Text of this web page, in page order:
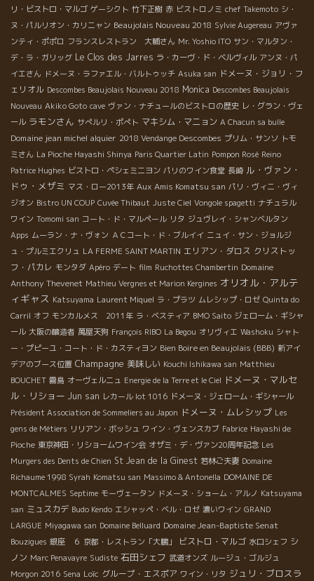
リ・ビストロ・マルゴ ゲーシクト 竹下正樹 赤 ビストロノミ chef Takemoto シ・
ヌ・パルリオン・カリニャン Beaujolais Nouveau 2018 Sylvie Augereau アヴァ
ンティ・ポポロ フランスレストラン 大輔さん Mr. Yoshio ITO サン・マルタン・
デ・ラ・ガリッグ Le Clos des Jarres ラ・カーヴ・ド・ベルヴィル アンヌ・パ
イエさん ドメーヌ・ラファエル・バルトゥッチ Asuka san ドメーヌ・ジョリ・フ
ェリオル Descombes Beaujolais Nouveau 2018 Monica Descombes Beaujolais
Nouveau Akiko Goto cave ヴァン・ナチュールのビストロの歴史 レ・グラン・ヴェ
ール ラモンさん サぺルリ・ポぺト マキシム・マニョン A Chacun sa bulle
Domaine jean michel alquier 2018 Vendange Descombes プリム・サンソ トモ
ミさん La Pioche Hayashi Shinya Paris Quartier Latin Pompon Rosé Reino
Patrice Hughes ビストロ・ペシェミニヨン パリのワイン食堂 長崎 ル・ヴァン・
ドゥ・メザミ マス・ロー2013年 Aux Amis Komatsu san パリ・ヴィニ・ヴィ
ジオン Bistro UN COUP Cuvée Thibaut Juste Ciel Vongole spagetti ナチュラル
ワイン Tomomi san コート・ド・マルペール リタ ジュヴレイ・シャンベルタン
Apps ムーラン・ナ・ヴォン ＡＣコート・ド・ブルイイ ニュイ・サン・ジョルジ
ュ・プルミエクリュ LA FERME SAINT MARTIN エリアン・ダロス クリストッ
フ・パカレ モンタダ Apéro デート film Ruchottes Chambertin Domaine
Anthony Thevenet Mathieu Vergnes et Marion Kergines オリオル・アルテ
ィギャス Katsuyama Laurent Miquel ラ・プラツ ムレシップ・ロゼ Quinta do
Carril オフ モンカルメス 2011年 ラ・ベスティア BMO Saito ジェローム・ギシャ
ール 大阪の醸造者 萬屋天狗 François RIBO La Begou オリヴィエ Washoku シャト
ー・プピーユ・コート・ド・カスティヨン Bien Boire en Beaujolais (BBB) 新アイ
デアのブース位置 Champagne 美味しい Kouchi Ishikawa san Matthieu
BOUCHET 霧島 オーヴェルニュ Energie de la Terre et le Ciel ドメーヌ・マルセ
ル・リショー Jun san レカール lot 1016 ドメーヌ・ジェローム・ギシャール
Président Association de Sommeliers au Japon ドメーヌ・ムレシップ Les
gens de Métiers リリアン・ボッシュ ワイン・ヴェンスカブ Fabrice Hayashi de
Pioche 東京神田・リショームワイン会 オザミ・デ・ヴァン20周年記念 Les
Murgers des Dents de Chien St Jean de la Ginest 若林ご夫妻 Domaine
Richaume 1998 Syrah Komatsu san Massimo & Antonella DOMAINE DE
MONTCALMES Septime モーヴェータン ドメーヌ・ショーム・アルノ Katsuyama
san ミュスカデ Budo Kendo エシャッペ・ベル・ロゼ 濃いワイン GRAND
LARGUE Miyagawa san Domaine Belluard Domaine Jean-Baptiste Senat
Bouzigues 銀座 ６ 京都・レストラン「大鵬」 ビストロ・マルゴ 水口シェフ シ
ノン Marc Penavayre Sudiste 石田シェフ 武道オンズ ルージュ・ゴルジュ
Morgon 2016 Sena Loïc グループ・エスポア ワイン・リタ ジュリ・ブロスラ